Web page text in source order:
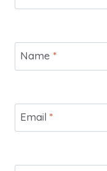
Name *
Email *